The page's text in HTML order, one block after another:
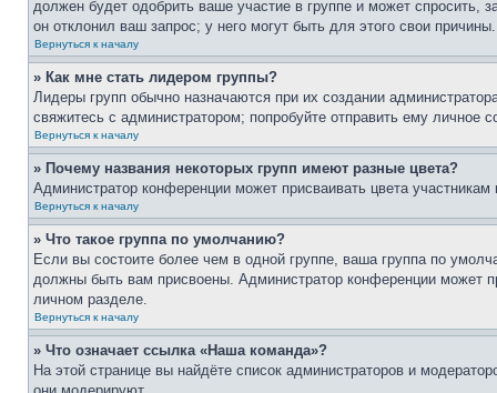
должен будет одобрить ваше участие в группе и может спросить,
он отклонил ваш запрос; у него могут быть для этого свои причины.
Вернуться к началу
» Как мне стать лидером группы?
Лидеры групп обычно назначаются при их создании
свяжитесь с администратором; попробуйте отправить ему личное
Вернуться к началу
» Почему названия некоторых групп имеют разные цвета?
Администратор конференции может присваивать цвета
Вернуться к началу
» Что такое группа по умолчанию?
Если вы состоите более чем в одной группе, ваша группа по
должны быть вам присвоены. Администратор конференции может
личном разделе.
Вернуться к началу
» Что означает ссылка «Наша команда»?
На этой странице вы найдёте список администраторов и